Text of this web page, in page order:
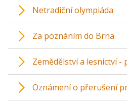
Netradiční olympiáda
Za poznáním do Brna
Zemědělství a lesnictví -
Oznámení o přerušení